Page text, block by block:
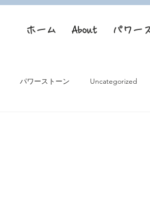
ホーム About パワー
パワーストーン Uncategorized